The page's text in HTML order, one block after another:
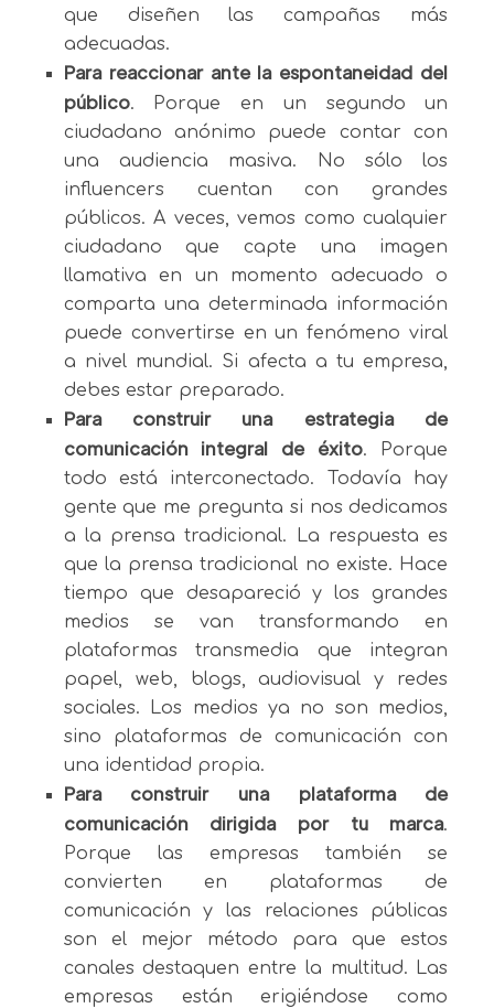
que diseñen las campañas más
adecuadas.
Para reaccionar ante la espontaneidad del
público. Porque en un segundo un
ciudadano anónimo puede contar con
una audiencia masiva. No sólo los
influencers cuentan con grandes
públicos. A veces, vemos como cualquier
ciudadano que capte una imagen
llamativa en un momento adecuado o
comparta una determinada información
puede convertirse en un fenómeno viral
a nivel mundial. Si afecta a tu empresa,
debes estar preparado.
Para construir una estrategia de
comunicación integral de éxito. Porque
todo está interconectado. Todavía hay
gente que me pregunta si nos dedicamos
a la prensa tradicional. La respuesta es
que la prensa tradicional no existe. Hace
tiempo que desapareció y los grandes
medios se van transformando en
plataformas transmedia que integran
papel, web, blogs, audiovisual y redes
sociales. Los medios ya no son medios,
sino plataformas de comunicación con
una identidad propia.
Para construir una plataforma de
comunicación dirigida por tu marca.
Porque las empresas también se
convierten en plataformas de
comunicación y las relaciones públicas
son el mejor método para que estos
canales destaquen entre la multitud. Las
empresas están erigiéndose como